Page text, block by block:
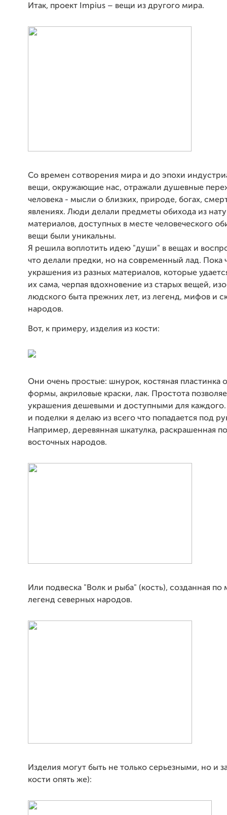
Итак, проект Impius – вещи из другого мира.
Со времен сотворения мира и до эпохи
вещи, окружающие нас, отражали душевные
человека - мысли о близких, природе, богах,
явлениях. Люди делали предметы обихода из
материалов, доступных в месте человеческого
вещи были уникальны.
Я решила воплотить идею "души" в вещах и
что делали предки, но на современный лад. Пока
украшения из разных материалов, которые
их сама, черпая вдохновение из старых вещей,
людского быта прежних лет, из легенд, мифов и
народов.
Вот, к примеру, изделия из кости:
Они очень простые: шнурок, костяная пластинка
формы, акриловые краски, лак. Простота
украшения дешевыми и доступными для
и поделки я делаю из всего что попадается под
Например, деревянная шкатулка, раскрашенная
восточных народов.
Или подвеска "Волк и рыба" (кость), созданная по
легенд северных народов.
Изделия могут быть не только серьезными, но и
кости опять же):